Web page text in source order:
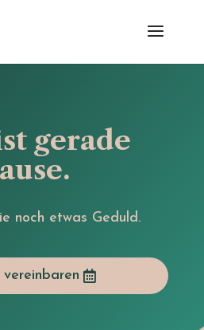
gerade
noch etwas Geduld.
vereinbaren